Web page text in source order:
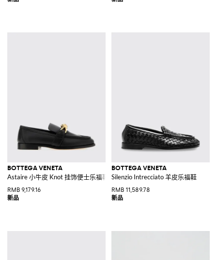
BOTTEGA VENETA
Astaire 小牛皮 Knot 挂饰便士乐福鞋
RMB 9,179.16
BOTTEGA VENETA
Silenzio Intrecciato 羊皮乐福鞋
RMB 11,589.78